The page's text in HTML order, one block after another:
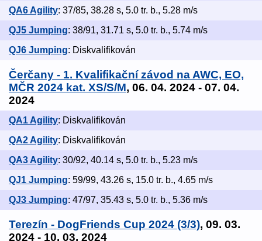
QA6 Agility: 37/85, 38.28 s, 5.0 tr. b., 5.28 m/s
QJ5 Jumping: 38/91, 31.71 s, 5.0 tr. b., 5.74 m/s
QJ6 Jumping: Diskvalifikován
Čerčany - 1. Kvalifikační závod na AWC, EO,
MČR 2024 kat. XS/S/M, 06. 04. 2024 - 07. 04.
2024
QA1 Agility: Diskvalifikován
QA2 Agility: Diskvalifikován
QA3 Agility: 30/92, 40.14 s, 5.0 tr. b., 5.23 m/s
QJ1 Jumping: 59/99, 43.26 s, 15.0 tr. b., 4.65 m/s
QJ3 Jumping: 47/97, 35.43 s, 5.0 tr. b., 5.36 m/s
Terezín - DogFriends Cup 2024 (3/3), 09. 03.
2024 - 10. 03. 2024